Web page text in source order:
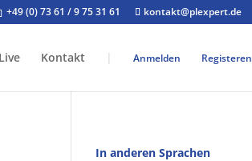
+49 (0) 73 61 / 9 75 31 61 kontakt@plexpert.de
Kontakt | Anmelden Registeren
In anderen Sprachen